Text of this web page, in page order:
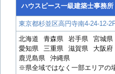
ハウスピース一級建築士事務所
東京都杉並区高円寺南4-24-12-
北海道
青森県 岩手県 宮城県
愛知県
三重県 滋賀県 大阪府
鹿児島県
沖縄県
※県全域ではなく一部エリアの